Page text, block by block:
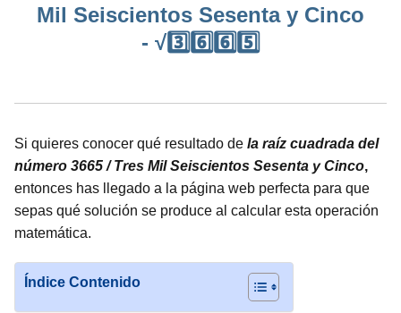
Mil Seiscientos Sesenta y Cinco
- √3️⃣6️⃣6️⃣5️⃣
Si quieres conocer qué resultado de la raíz cuadrada del
número 3665 / Tres Mil Seiscientos Sesenta y Cinco,
entonces has llegado a la página web perfecta para que
sepas qué solución se produce al calcular esta operación
matemática.
Índice Contenido